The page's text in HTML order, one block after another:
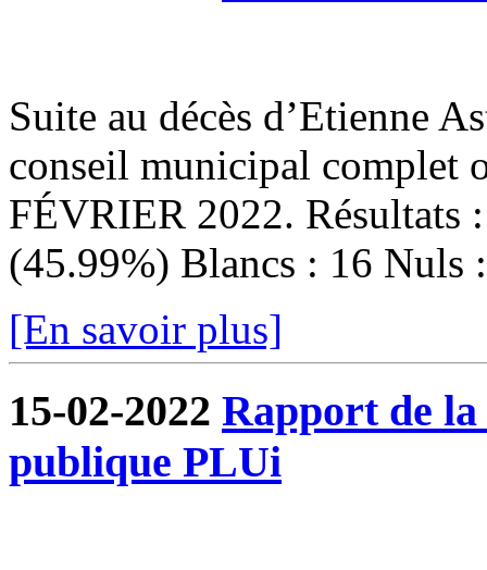
Suite au décès d’Etienne
conseil municipal complet
FÉVRIER 2022. Résultats
(45.99%) Blancs : 16 Nuls
[En savoir plus]
15-02-2022 Rapport de
publique PLUi